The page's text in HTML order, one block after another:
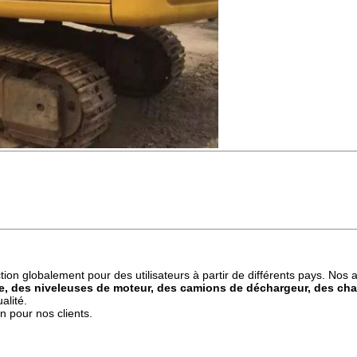
globalement pour des utilisateurs à partir de différents pays. Nos
des niveleuses de moteur, des camions de déchargeur, des
pour nos clients.